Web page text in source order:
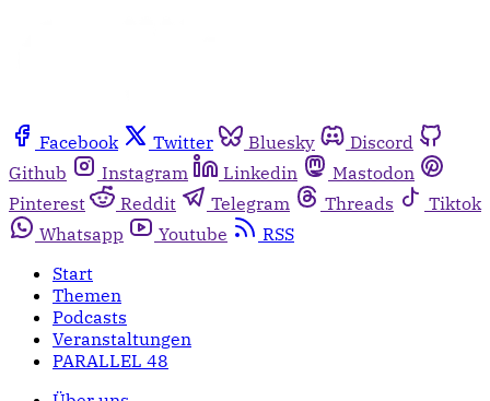
Facebook Twitter Bluesky
Discord
Github
Instagram Linkedin
Mastodon
Pinterest
Reddit Telegram Threads
Tiktok
Whatsapp
Youtube
RSS
Start
Themen
Podcasts
Veranstaltungen
PARALLEL 48